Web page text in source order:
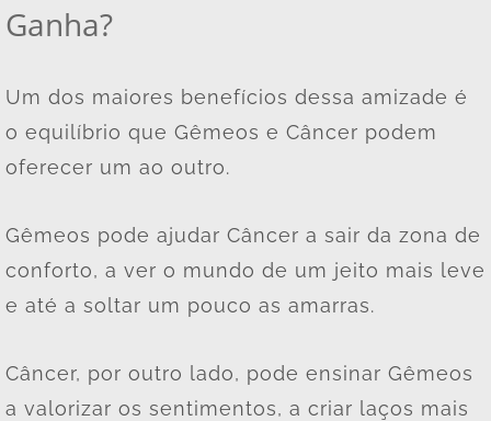
Ganha?
Um dos maiores benefícios dessa amizade é
o equilíbrio que Gêmeos e Câncer podem
oferecer um ao outro.
Gêmeos pode ajudar Câncer a sair da zona de
conforto, a ver o mundo de um jeito mais leve
e até a soltar um pouco as amarras.
Câncer, por outro lado, pode ensinar Gêmeos
a valorizar os sentimentos, a criar laços mais